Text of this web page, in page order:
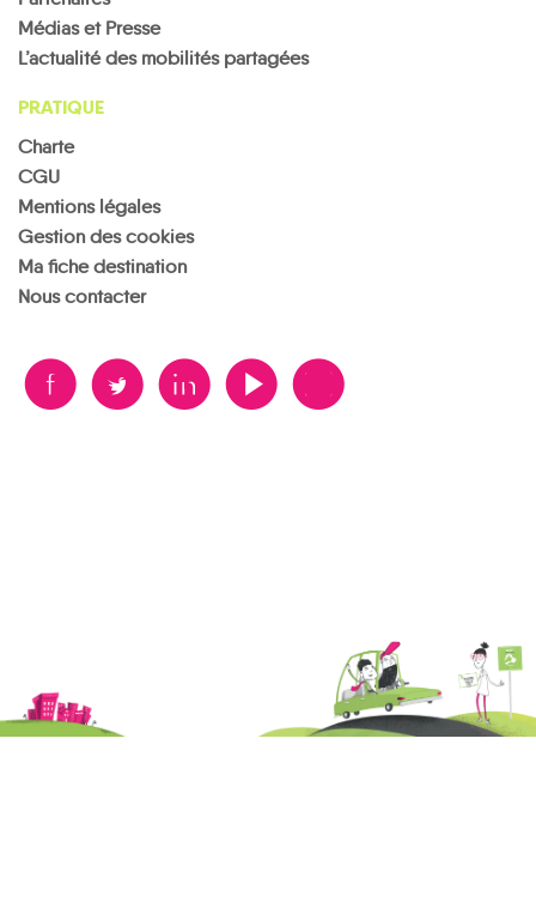
Médias et Presse
L’actualité des mobilités partagées
PRATIQUE
Charte
CGU
Mentions légales
Gestion des cookies
Ma fiche destination
Nous contacter
B A D F V